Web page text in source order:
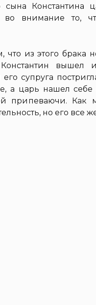
сына Константина
во внимание то,
что из этого
вышел
супруга
а царь нашел себе
припеваючи. Как
но его все